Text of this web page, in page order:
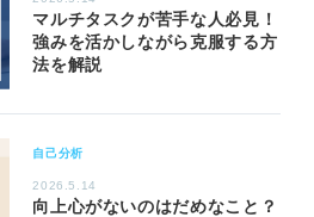
マルチタスクが苦手な人必見！
強みを活かしながら克服する方
法を解説
自己分析
2026.5.14
向上心がないのはだめなこと？